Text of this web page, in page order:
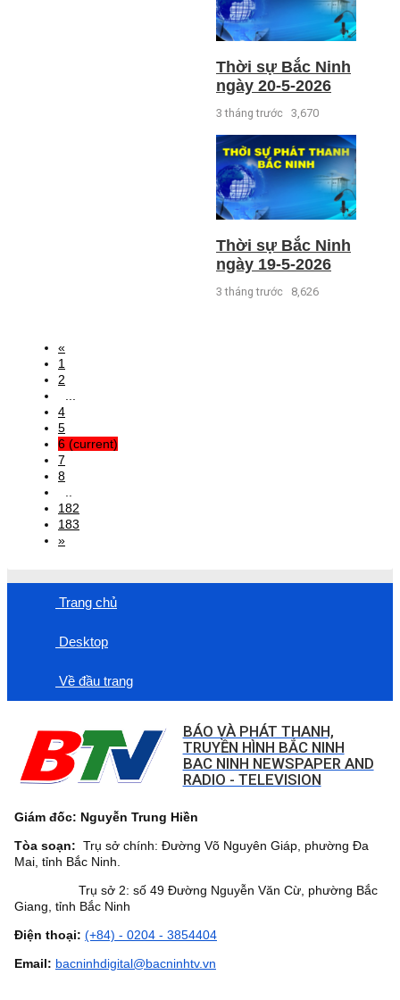
Thời sự Bắc Ninh
ngày 20-5-2026
3 tháng trước 3,670
Thời sự Bắc Ninh
ngày 19-5-2026
3 tháng trước 8,626
«
1
2
4
5
6 (current)
7
8
182
183
»
Trang chủ
Desktop
Về đầu trang
BÁO VÀ PHÁT THANH,
TRUYỀN HÌNH BẮC NINH
BAC NINH NEWSPAPER AND
RADIO - TELEVISION
Giám đốc: Nguyễn Trung Hiền
Tòa soạn: Trụ sở chính: Đường Võ Nguyên Giáp, phường Đa
Mai, tỉnh Bắc Ninh.
Trụ sở 2: số 49 Đường Nguyễn Văn Cừ, phường Bắc
Giang, tỉnh Bắc Ninh
Điện thoại: (+84) - 0204 - 3854404
Email: bacninhdigital@bacninhtv.vn